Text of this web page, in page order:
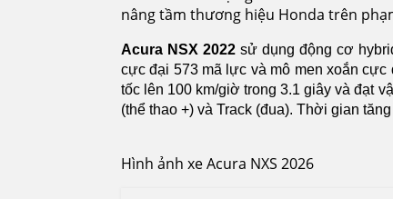
nâng tầm thương hiệu Honda trên
Acura NSX 2022 sử dụng động cơ
cực đại 573 mã lực và mô men xoắn
tốc lên 100 km/giờ trong 3.1 giây và đạt
(thể thao +) và Track (đua). Thời gian
Hình ảnh xe Acura NXS 2026